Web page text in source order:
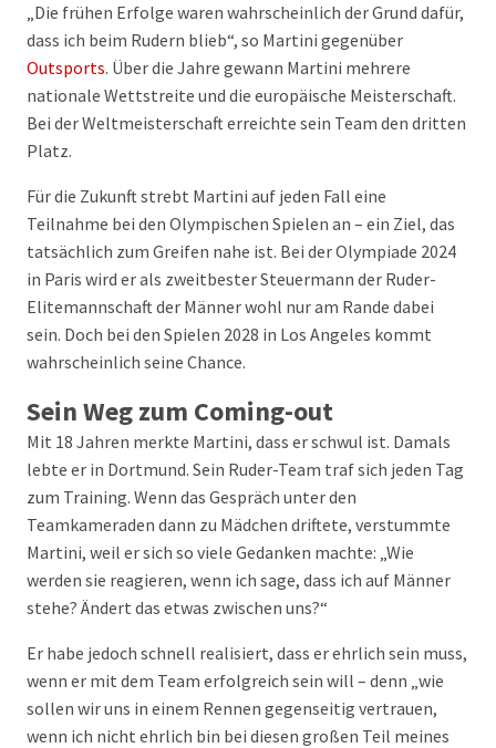
„Die frühen Erfolge waren wahrscheinlich der Grund dafür,
dass ich beim Rudern blieb“, so Martini gegenüber
Outsports. Über die Jahre gewann Martini mehrere
nationale Wettstreite und die europäische Meisterschaft.
Bei der Weltmeisterschaft erreichte sein Team den dritten
Platz.
Für die Zukunft strebt Martini auf jeden Fall eine
Teilnahme bei den Olympischen Spielen an – ein Ziel, das
tatsächlich zum Greifen nahe ist. Bei der Olympiade 2024
in Paris wird er als zweitbester Steuermann der Ruder-
Elitemannschaft der Männer wohl nur am Rande dabei
sein. Doch bei den Spielen 2028 in Los Angeles kommt
wahrscheinlich seine Chance.
Sein Weg zum Coming-out
Mit 18 Jahren merkte Martini, dass er schwul ist. Damals
lebte er in Dortmund. Sein Ruder-Team traf sich jeden Tag
zum Training. Wenn das Gespräch unter den
Teamkameraden dann zu Mädchen driftete, verstummte
Martini, weil er sich so viele Gedanken machte: „Wie
werden sie reagieren, wenn ich sage, dass ich auf Männer
stehe? Ändert das etwas zwischen uns?“
Er habe jedoch schnell realisiert, dass er ehrlich sein muss,
wenn er mit dem Team erfolgreich sein will – denn „wie
sollen wir uns in einem Rennen gegenseitig vertrauen,
wenn ich nicht ehrlich bin bei diesen großen Teil meines